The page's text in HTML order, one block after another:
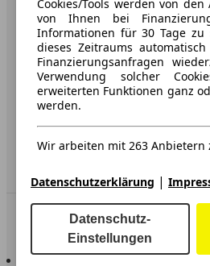
AGB
Datenschutz
Impressum
Erklärung zur Barrierefreiheit
Service
In Verbindung bleiben
AutoScout24 für iOS
Cookies/Tools werden von
von Ihnen bei
Informationen für 30 Tage
dieses Zeitraums
Finanzierungsanfragen
Verwendung solcher
erweiterten Funktionen ganz
werden.
Wir arbeiten mit 263 Anbietern
Datenschutzerklärung |
Datenschutz-
Einstellungen